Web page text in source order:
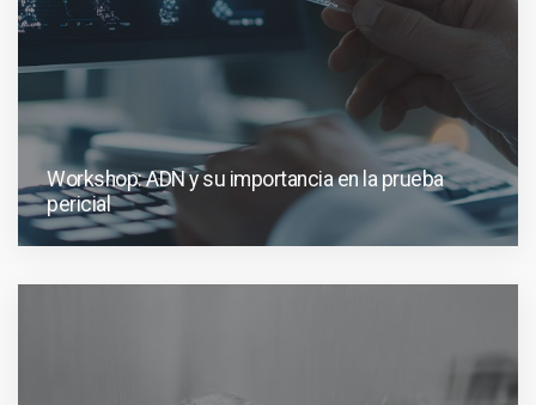
Workshop: ADN y su importancia en la prueba
pericial